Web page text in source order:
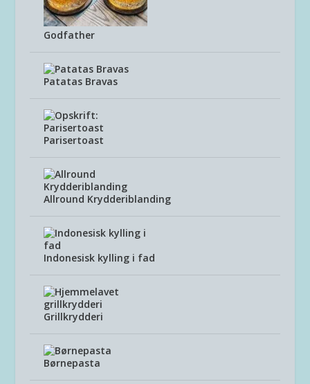
Godfather
Patatas Bravas
Parisertoast
Allround Krydderiblanding
Indonesisk kylling i fad
Grillkrydderi
Børnepasta